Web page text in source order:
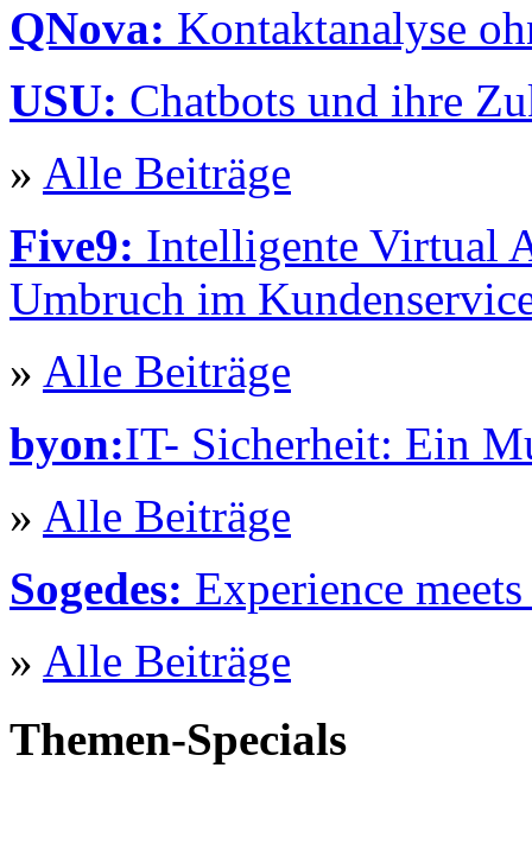
QNova: Kontaktanalyse
USU: Chatbots und ihre
» Alle Beiträge
Five9: Intelligente Virtual
Umbruch im
» Alle Beiträge
byon:IT- Sicherheit: Ein
» Alle Beiträge
Sogedes: Experience
» Alle Beiträge
Themen-Specials